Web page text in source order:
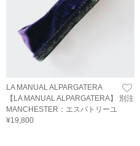
LA MANUAL ALPARGATERA
【LA MANUAL ALPARGATERA】 別注
MANCHESTER：エスパトリーユ
¥19,800